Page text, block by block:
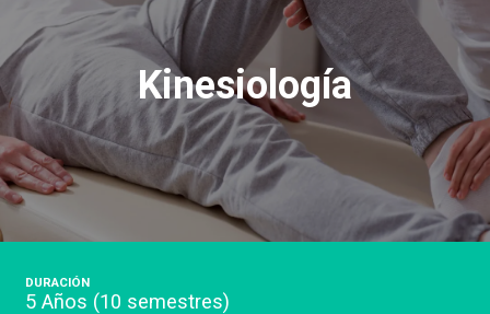
Kinesiología
DURACIÓN
5 Años (10 semestres)